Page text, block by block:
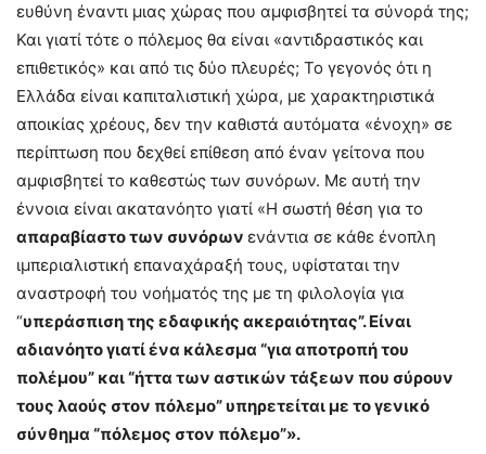
ευθύνη έναντι μιας χώρας που αμφισβητεί τα σύνορά της;
Και γιατί τότε ο πόλεμος θα είναι «αντιδραστικός και
επιθετικός» και από τις δύο πλευρές; Το γεγονός ότι η
Ελλάδα είναι καπιταλιστική χώρα, με χαρακτηριστικά
αποικίας χρέους, δεν την καθιστά αυτόματα «ένοχη» σε
περίπτωση που δεχθεί επίθεση από έναν γείτονα που
αμφισβητεί το καθεστώς των συνόρων. Με αυτή την
έννοια είναι ακατανόητο γιατί «Η σωστή θέση για το
απαραβίαστο των συνόρων ενάντια σε κάθε ένοπλη
ιμπεριαλιστική επαναχάραξή τους, υφίσταται την
αναστροφή του νοήματός της με τη φιλολογία για
“υπεράσπιση της εδαφικής ακεραιότητας”. Είναι
αδιανόητο γιατί ένα κάλεσμα “για αποτροπή του
πολέμου” και “ήττα των αστικών τάξεων που σύρουν
τους λαούς στον πόλεμο” υπηρετείται με το γενικό
σύνθημα “πόλεμος στον πόλεμο”».